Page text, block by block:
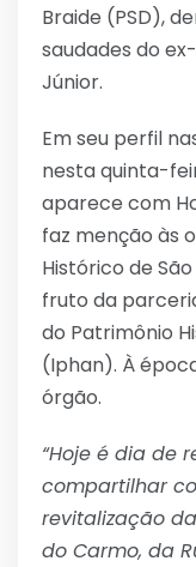
Braide (PSD),
saudades do
Júnior.
Em seu perfil
nesta quinta-
aparece com
faz menção às
Histórico de
fruto da
do Patrimônio
(Iphan). À
órgão.
“Hoje é dia de
compartilhar
revitalização
do Carmo, da